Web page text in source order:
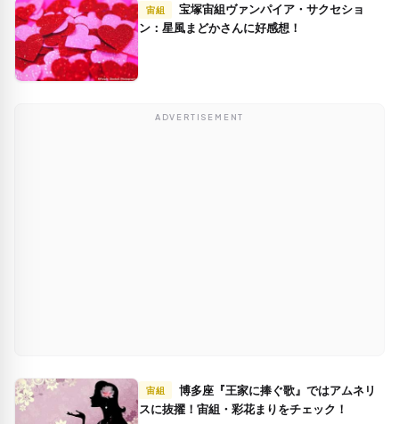
宙組
ン：星風まどかさんに好感想！
ADVERTISEMENT
宙組
スに抜擢！宙組・彩花まりをチェック！